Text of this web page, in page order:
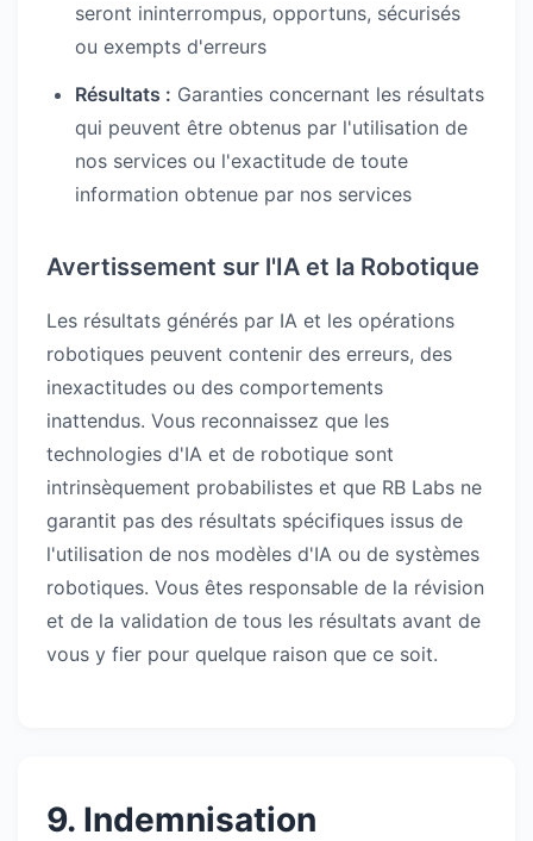
seront ininterrompus, opportuns, sécurisés
ou exempts d'erreurs
Résultats : Garanties concernant les résultats
qui peuvent être obtenus par l'utilisation de
nos services ou l'exactitude de toute
information obtenue par nos services
Avertissement sur l'IA et la Robotique
Les résultats générés par IA et les opérations
robotiques peuvent contenir des erreurs, des
inexactitudes ou des comportements
inattendus. Vous reconnaissez que les
technologies d'IA et de robotique sont
intrinsèquement probabilistes et que RB Labs ne
garantit pas des résultats spécifiques issus de
l'utilisation de nos modèles d'IA ou de systèmes
robotiques. Vous êtes responsable de la révision
et de la validation de tous les résultats avant de
vous y fier pour quelque raison que ce soit.
9. Indemnisation